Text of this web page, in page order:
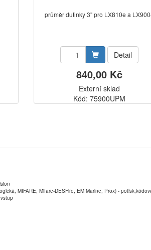
průměr dutinky 3" pro LX810e a
Detail
840,00 Kč
Externí sklad
Kód: 75900UPM
MIFARE, Mifare-DESFire, EM Marine, Prox) -